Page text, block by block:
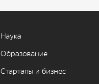
Наука
Образование
Стартапы и бизнес